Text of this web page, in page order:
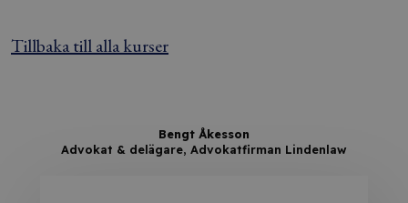
Tillbaka till alla kurser
Bengt Åkesson
Advokat & delägare, Advokatfirman Lindenlaw